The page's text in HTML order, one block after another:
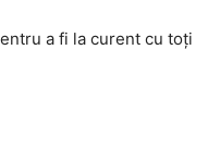
a fi la curent cu toți